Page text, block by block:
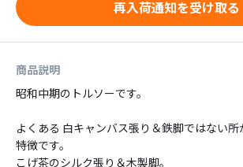
再入荷通知を受け取る
商品説明
昭和中期のトルソーです。
よくある 白キャンバス張り＆鉄脚ではない所
特徴です。
こげ茶のシルク張り＆木製脚。